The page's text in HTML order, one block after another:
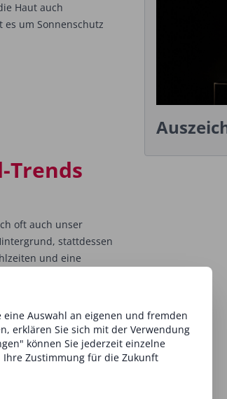
Haut auch
um Sonnenschutz
Trends
oft auch unser
stattdessen
und eine
schön
Serie haben
von Gesundheit
Auswahl an eigenen und fremden
erklären Sie sich mit der Verwendung
können Sie jederzeit einzelne
Ihre Zustimmung für die Zukunft